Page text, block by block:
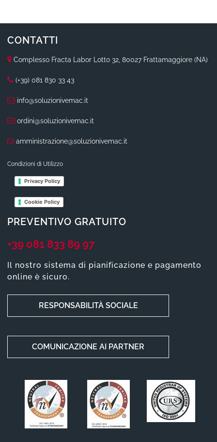
CONTATTI
Complesso Fracta Labor Lotto 32, 80027 Frattamaggiore (NA)
(+39) 081 830 33 43
info@soluzionivemac.it
ordini@soluzionivemac.it
amministrazione@soluzionivemac.it
Condizioni di Utilizzo
Privacy Policy
Cookie Policy
PREVENTIVO GRATUITO
+39 081 833 89 97
Il nostro sistema di pianificazione e pagamento
online è sicuro.
RESPONSABILITÀ SOCIALE
COMUNICAZIONE AI PARTNER